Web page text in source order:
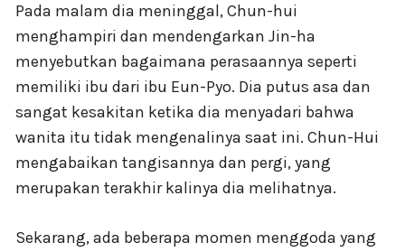
Pada malam dia meninggal, Chun-hui
menghampiri dan mendengarkan Jin-ha
menyebutkan bagaimana perasaannya seperti
memiliki ibu dari ibu Eun-Pyo. Dia putus asa dan
sangat kesakitan ketika dia menyadari bahwa
wanita itu tidak mengenalinya saat ini. Chun-Hui
mengabaikan tangisannya dan pergi, yang
merupakan terakhir kalinya dia melihatnya.
Sekarang, ada beberapa momen menggoda yang